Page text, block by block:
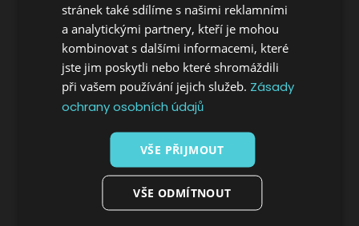
MENU
Sháním melouch
stránek také sdílíme s našimi reklamními
a analytickými partnery, kteří je mohou
kombinovat s dalšími informacemi, které
jste jim poskytli nebo které shromáždili
při vašem používání jejich služeb. Zásady
ochrany osobních údajů
VŠE PŘIJMOUT
VŠE ODMÍTNOUT